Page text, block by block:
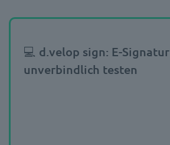
💻 d.velop sign: E-Signatur
unverbindlich testen